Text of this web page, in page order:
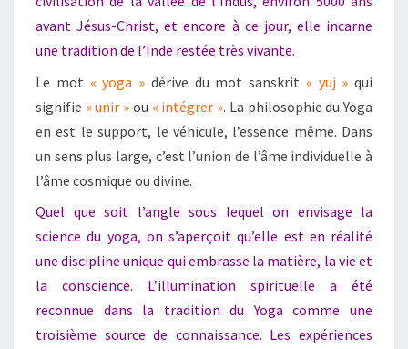
avant Jésus-Christ, et encore à ce jour, elle incarne
une tradition de l’Inde restée très vivante.
Le mot «yoga » dérive du mot sanskrit « yuj » qui
signifie «unir » ou « intégrer ». La philosophie du Yoga
en est le support, le véhicule, l’essence même. Dans
un sens plus large, c’est l’union de l’âme individuelle à
l’âme cosmique ou divine.
Quel que soit l’angle sous lequel on envisage la
science du yoga, on s’aperçoit qu’elle est en réalité
une discipline unique qui embrasse la matière, la vie et
la conscience. L’illumination spirituelle a été
reconnue dans la tradition du Yoga comme une
troisième source de connaissance. Les expériences